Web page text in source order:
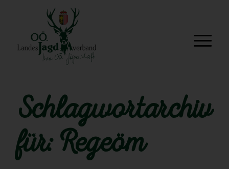
Schlagwortarchiv
für: Regeöm